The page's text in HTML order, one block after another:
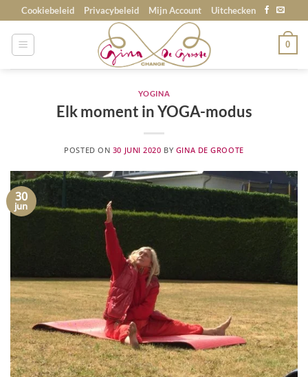
to
content
Cookiebeleid Privacybeleid Mijn Account Uitchecken
0
YOGINA
Elk moment in YOGA-modus
POSTED ON 30 JUNI 2020 BY GINA DE GROOTE
30
jun